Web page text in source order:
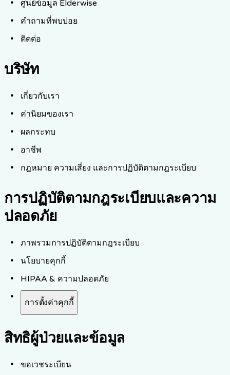
ศูนย์ข้อมูล Elderwise
คำถามที่พบบ่อย
ติดต่อ
บริษัท
เกี่ยวกับเรา
ค่านิยมของเรา
ผลกระทบ
อาชีพ
กฎหมาย ความเสี่ยง และการปฏิบัติตามกฎระเบียบ
การปฏิบัติตามกฎระเบียบและความ
ปลอดภัย
ภาพรวมการปฏิบัติตามกฎระเบียบ
นโยบายคุกกี้
HIPAA & ความปลอดภัย
การตั้งค่าคุกกี้
สิทธิผู้ป่วยและข้อมูล
ขอเวชระเบียน